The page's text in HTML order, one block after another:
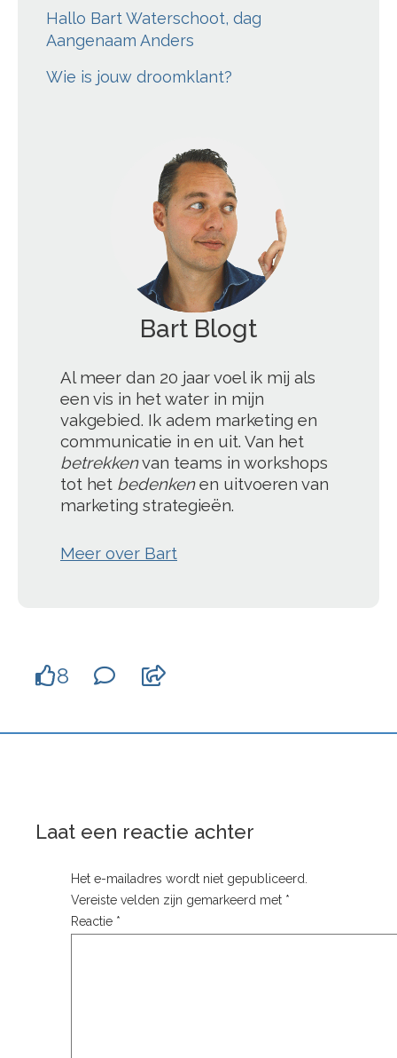
Hallo Bart Waterschoot, dag
Aangenaam Anders
Wie is jouw droomklant?
';
Al meer dan 20 jaar voel ik mij als
een vis in het water in mijn
vakgebied. Ik adem marketing en
communicatie in en uit. Van het
betrekkenvan teams in workshops
tot het bedenkenen uitvoeren van
marketing strategieën.
Meer over Bart
8
Laat een reactie achter
Het e-mailadres wordt niet gepubliceerd.
Vereiste velden zijn gemarkeerd met *
Reactie *